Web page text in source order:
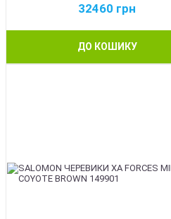
32460 грн
ДО КОШИКУ